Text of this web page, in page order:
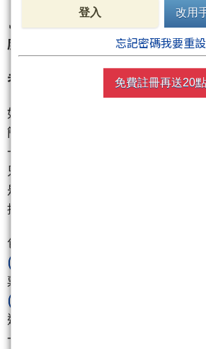
🔥當大象開始跳街舞，市場就沒有
度。
老黃一句話的威力：資服股的五燈
如果你覺得硬體股漲停很精彩，那
簡直可以用「神蹟」來形容。老黃
一個「代理式 AI (AI Agent)」的概
只會回答問題，還會主動幫你執行
是給了沈寂已久的資服族群喝了一
接演出「五燈獎」集體漲停的奇觀。
包括
(6148)
票，今天全部變成投機資金的寵兒
(6214)
這類股票的特點就是「低位階、低
一旦題材對了，噴起來的速度絕對
登入 改用
忘記密碼我要重設
免費註冊再送20點